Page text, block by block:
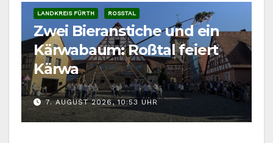
LANDKREIS FÜRTH ROSSTAL
Zwei Bieranstiche und ein
Kärwabaum: Roßtal feiert
Kärwa
7. AUGUST 2026, 10:53 UHR